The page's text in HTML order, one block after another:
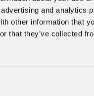
and analytics
other information that
that they’ve collected
värmare och
så tär det på batteriet
det vara jättebra med en
kan det vara bra att
och att glödlamporna är